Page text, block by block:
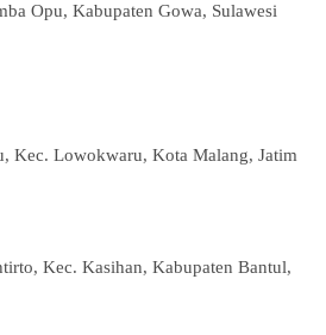
Opu, Kabupaten Gowa, Sulawesi
Kec. Lowokwaru, Kota Malang, Jatim
Kec. Kasihan, Kabupaten Bantul,